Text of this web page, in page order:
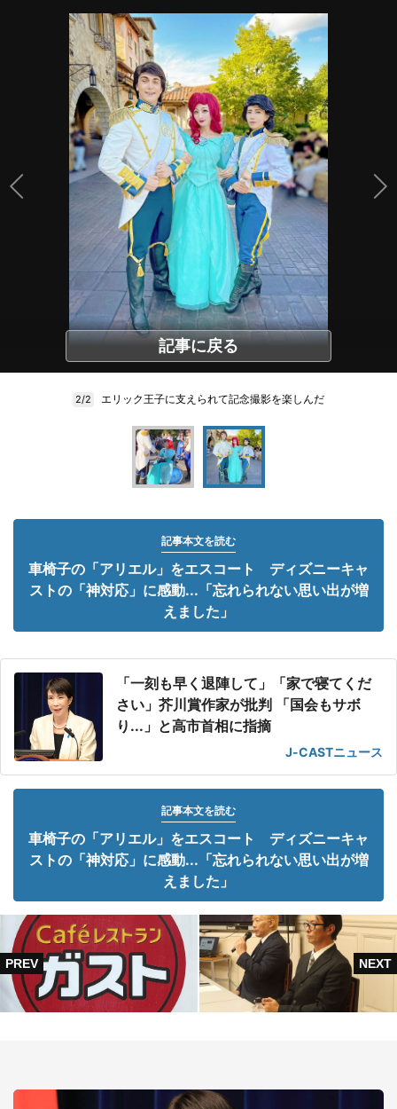
記事に戻る
2/2 エリック王子に支えられて記念撮影を楽しんだ
記事本文を読む
車椅子の「アリエル」をエスコート ディズニーキャ
ストの「神対応」に感動...「忘れられない思い出が増
えました」
「一刻も早く退陣して」「家で寝てくだ
さい」芥川賞作家が批判 「国会もサボ
り...」と高市首相に指摘
J-CASTニュース
記事本文を読む
車椅子の「アリエル」をエスコート ディズニーキャ
ストの「神対応」に感動...「忘れられない思い出が増
えました」